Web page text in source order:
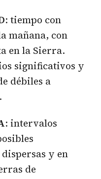
: tiempo con
mañana, con
en la Sierra.
significativos y
débiles a
: intervalos
y en
de